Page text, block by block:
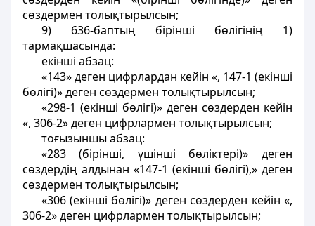
сөздермен толықтырылсын;
9) 636-баптың бірінші бөлігінің 1)
тармақшасында:
екінші абзац:
«143» деген цифрлардан кейін «, 147-1 (екінші
бөлігі)» деген сөздермен толықтырылсын;
«298-1 (екінші бөлігі)» деген сөздерден кейін
«, 306-2» деген цифрлармен толықтырылсын;
тоғызыншы абзац:
«283 (бірінші, үшінші бөліктері)» деген
сөздердің алдынан «147-1 (екінші бөлігі),» деген
сөздермен толықтырылсын;
«306 (екінші бөлігі)» деген сөздерден кейін «,
306-2» деген цифрлармен толықтырылсын;